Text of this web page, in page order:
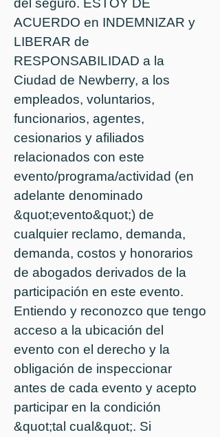
ACUERDO en INDEMNIZAR y
LIBERAR de
RESPONSABILIDAD a la
Ciudad de Newberry, a los
empleados, voluntarios,
funcionarios, agentes,
cesionarios y afiliados
relacionados con este
evento/programa/actividad (en
adelante denominado
&quot;evento&quot;) de
cualquier reclamo, demanda,
demanda, costos y honorarios
de abogados derivados de la
participación en este evento.
Entiendo y reconozco que tengo
acceso a la ubicación del
evento con el derecho y la
obligación de inspeccionar
antes de cada evento y acepto
participar en la condición
&quot;tal cual&quot;. Si